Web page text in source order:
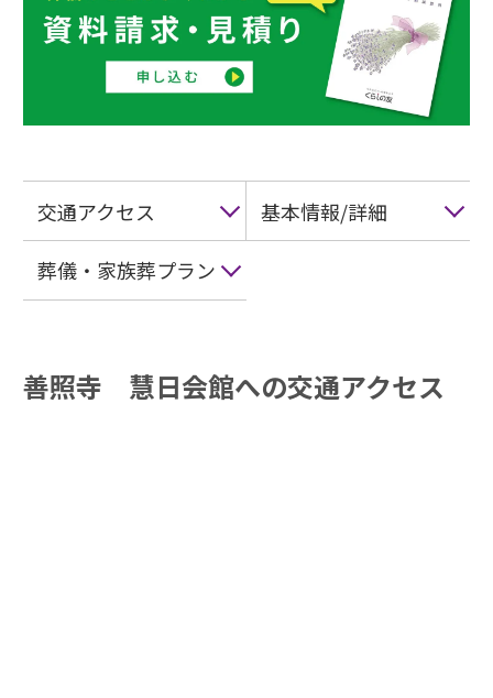
交通アクセス 基本情報/詳細
葬儀・家族葬プラン
善照寺 慧日会館への交通アクセス